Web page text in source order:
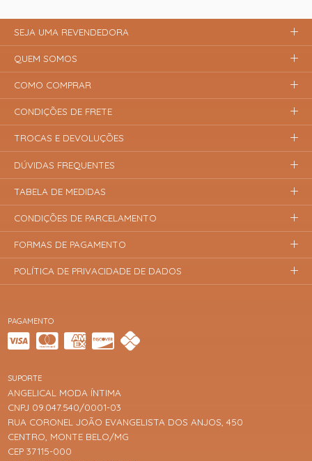
PAGAMENTO
SUPORTE
ANGELICAL MODA ÍNTIMA
CNPJ 09.047.540/0001-03
RUA CORONEL JOÃO EVANGELISTA DOS ANJOS, 450
CENTRO, MONTE BELO/MG
CEP 37115-000
SEJA UMA REVENDEDORA
QUEM SOMOS
COMO COMPRAR
CONDIÇÕES DE FRETE
TROCAS E DEVOLUÇÕES
DÚVIDAS FREQUENTES
TABELA DE MEDIDAS
CONDIÇÕES DE PARCELAMENTO
FORMAS DE PAGAMENTO
POLÍTICA DE PRIVACIDADE DE DADOS